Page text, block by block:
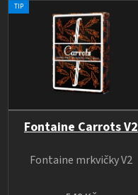
TIP
Fontaine Carrots V2
Fontaine mrkvičky V2